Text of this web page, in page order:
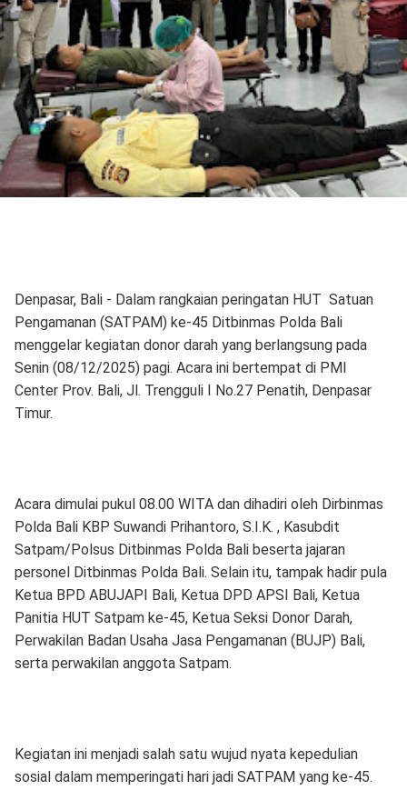
Denpasar, Bali - Dalam rangkaian peringatan HUT Satuan
Pengamanan (SATPAM) ke-45 Ditbinmas Polda Bali
menggelar kegiatan donor darah yang berlangsung pada
Senin (08/12/2025) pagi. Acara ini bertempat di PMI
Center Prov. Bali, Jl. Trengguli I No.27 Penatih, Denpasar
Timur.
Acara dimulai pukul 08.00 WITA dan dihadiri oleh Dirbinmas
Polda Bali KBP Suwandi Prihantoro, S.I.K. , Kasubdit
Satpam/Polsus Ditbinmas Polda Bali beserta jajaran
personel Ditbinmas Polda Bali. Selain itu, tampak hadir pula
Ketua BPD ABUJAPI Bali, Ketua DPD APSI Bali, Ketua
Panitia HUT Satpam ke-45, Ketua Seksi Donor Darah,
Perwakilan Badan Usaha Jasa Pengamanan (BUJP) Bali,
serta perwakilan anggota Satpam.
Kegiatan ini menjadi salah satu wujud nyata kepedulian
sosial dalam memperingati hari jadi SATPAM yang ke-45.